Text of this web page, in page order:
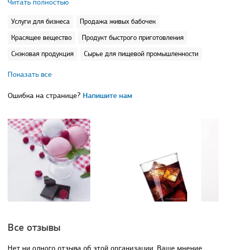
Читать полностью
Услуги для бизнеса
Продажа живых бабочек
Красящее вещество
Продукт быстрого приготовления
Снэковая продукция
Сырье для пищевой промышленности
Показать все
Ошибка на странице? Напишите нам
Все отзывы
Нет ни одного отзыва об этой организации. Ваше мнение